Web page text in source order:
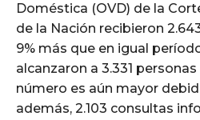
Doméstica (OVD) de la
de la Nación recibieron
9% más que en igual
alcanzaron a 3.331
número es aún mayor
además, 2.103 consultas